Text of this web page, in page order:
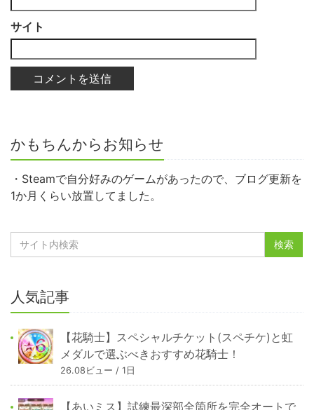
サイト
かもちんからお知らせ
・Steamで自分好みのゲームがあったので、ブログ更新を
1か月くらい放置してました。
人気記事
【花騎士】スペシャルチケット(スペチケ)と虹
メダルで選ぶべきおすすめ花騎士！
26.08ビュー / 1日
【あいミス】試練最深部全箇所を完全オートで